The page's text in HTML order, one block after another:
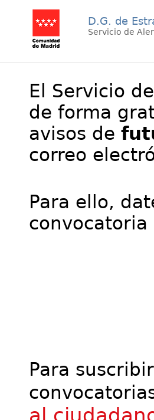
D.G. de
Servicio de
El Servicio
de forma
avisos de
correo
Para ello,
convocatoria
Para
al